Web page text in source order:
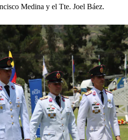
Medina y el Tte. Joel Báez.